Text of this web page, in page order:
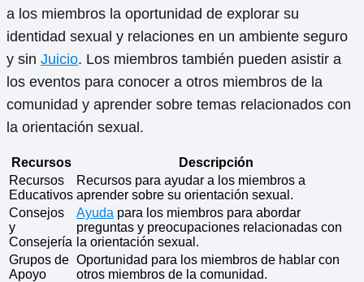
a los miembros la oportunidad de explorar su
identidad sexual y relaciones en un ambiente seguro
y sin Juicio. Los miembros también pueden asistir a
los eventos para conocer a otros miembros de la
comunidad y aprender sobre temas relacionados con
la orientación sexual.
Recursos
Descripción
Recursos
Educativos
Recursos para ayudar a los miembros a
aprender sobre su orientación sexual.
Consejos
y
Consejería
Ayuda para los miembros para abordar
preguntas y preocupaciones relacionadas con
la orientación sexual.
Grupos de
Apoyo
Oportunidad para los miembros de hablar con
otros miembros de la comunidad.